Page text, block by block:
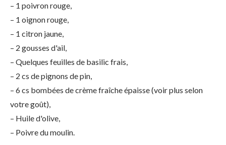
– 1 poivron rouge,
– 1 oignon rouge,
– 1 citron jaune,
– 2 gousses d'ail,
– Quelques feuilles de basilic frais,
– 2 cs de pignons de pin,
– 6 cs bombées de crème fraîche épaisse (voir plus selon
votre goût),
– Huile d'olive,
– Poivre du moulin.